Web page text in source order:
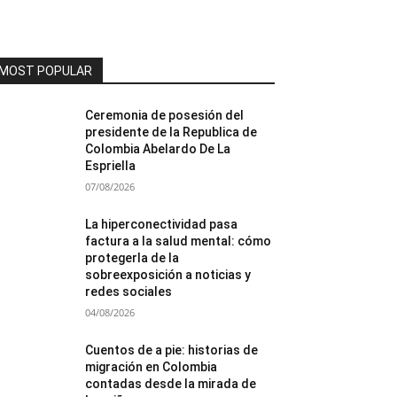
POPULAR
Ceremonia de posesión del
presidente de la Republica de
Colombia Abelardo De La
Espriella
07/08/2026
La hiperconectividad pasa
factura a la salud mental: cómo
protegerla de la
sobreexposición a noticias y
redes sociales
04/08/2026
Cuentos de a pie: historias de
migración en Colombia
contadas desde la mirada de